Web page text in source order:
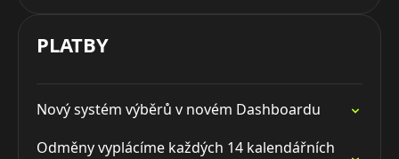
PLATBY
Nový systém výběrů v novém Dashboardu
Odměny vyplácíme každých 14 kalendářních